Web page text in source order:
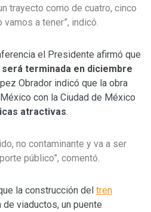
trayecto como de cuatro, cinco
a tener”, indicó.
el Presidente afirmó que
terminada en diciembre
Obrador indicó que la obra
con la Ciudad de México
atractivas.
no contaminante y va a ser
público”, comentó.
la construcción del tren
viaductos, un puente